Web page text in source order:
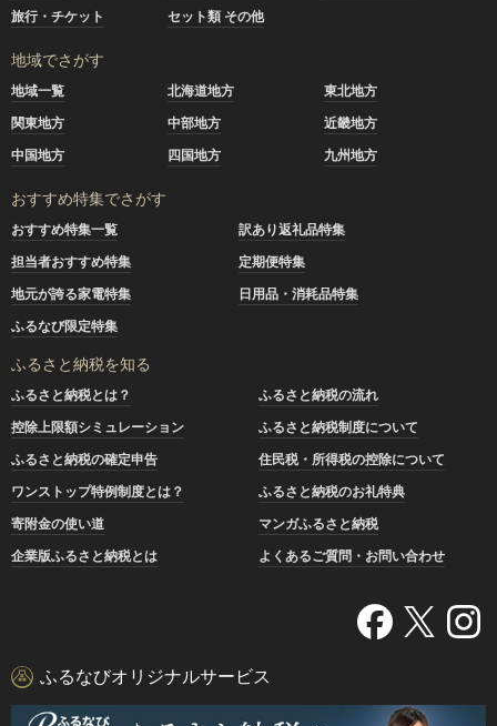
旅行・チケット
セット類 その他
地域でさがす
地域一覧 北海道地方
東北地方
関東地方
中部地方
近畿地方
中国地方
四国地方 九州地方
おすすめ特集でさがす
おすすめ特集一覧
訳あり返礼品特集
担当者おすすめ特集
定期便特集
地元が誇る家電特集
日用品・消耗品特集
ふるなび限定特集
ふるさと納税を知る
ふるさと納税とは？
ふるさと納税の流れ
控除上限額シミュレーション
ふるさと納税制度について
ふるさと納税の確定申告
住民税・所得税の控除について
ワンストップ特例制度とは？
ふるさと納税のお礼特典
寄附金の使い道
マンガふるさと納税
企業版ふるさと納税とは
よくあるご質問・お問い合わせ
ふるなびオリジナルサービス